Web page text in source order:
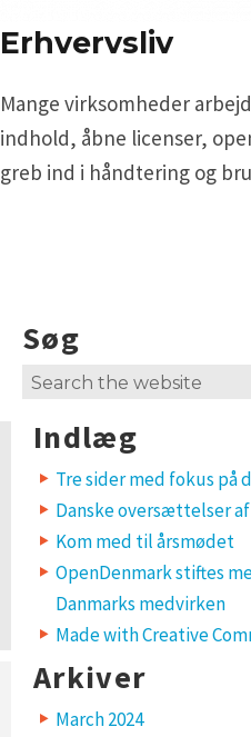
Erhvervsliv
Mange virksomheder
indhold, åbne licenser,
greb ind i håndtering og
Søg
Search
Indlæg
Tre sider med fokus på
Danske oversættelser af
Kom med til årsmødet
OpenDenmark stiftes
Danmarks medvirken
Made with Creative
Arkiver
March 2024